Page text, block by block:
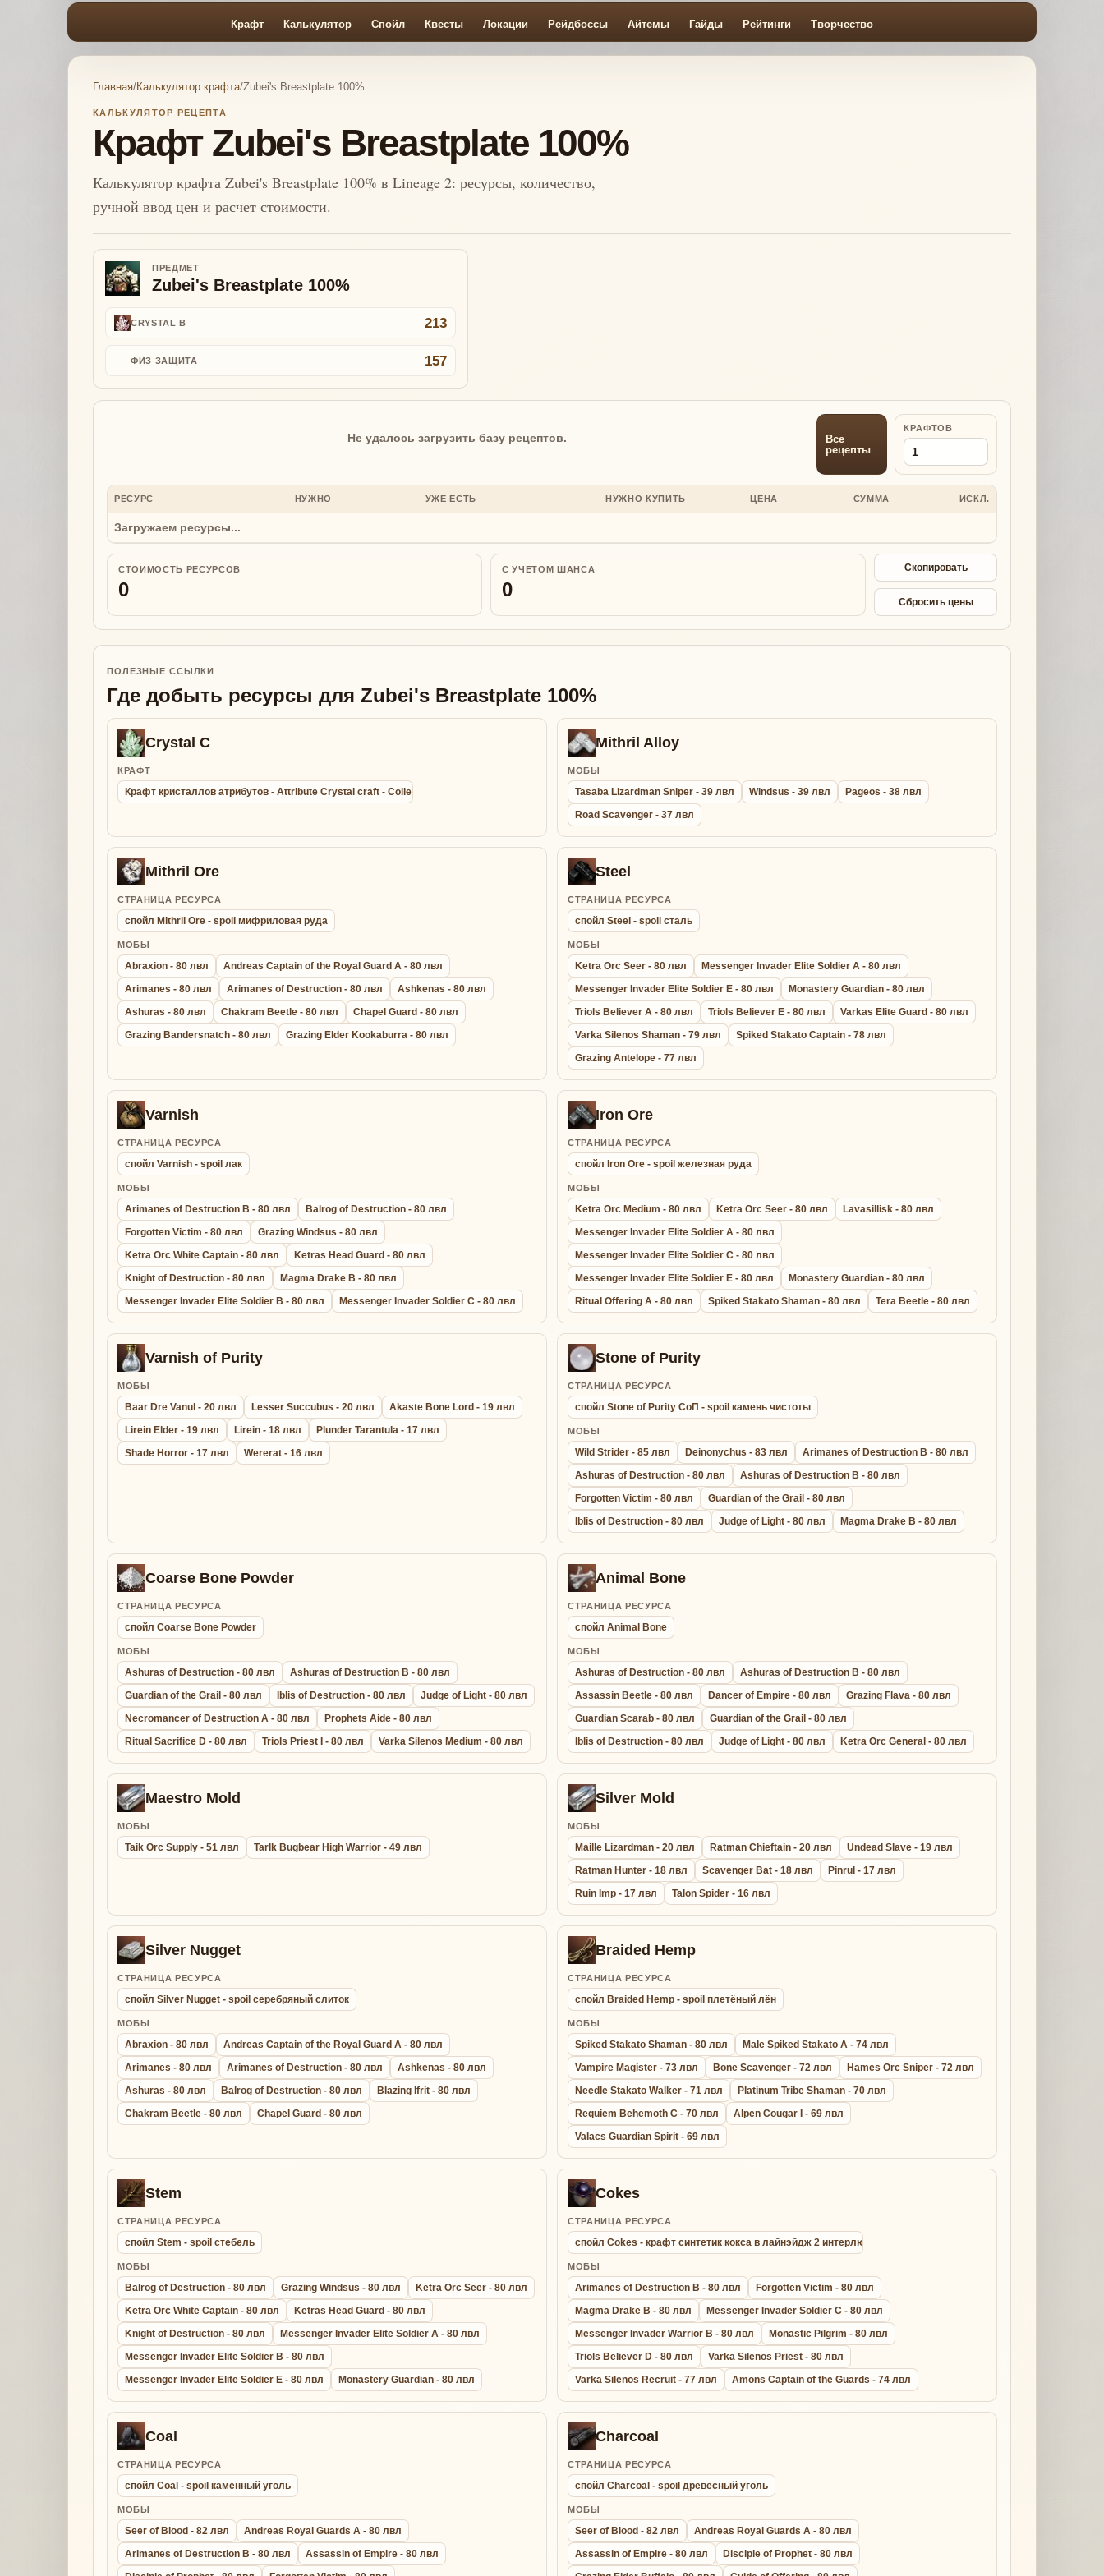
Крафт Калькулятор Спойл Квесты Локации Рейдбоссы Айтемы Гайды Рейтинги Творчество
Главная/Калькулятор крафта/Zubei's Breastplate 100%
КАЛЬКУЛЯТОР РЕЦЕПТА
Крафт Zubei's Breastplate 100%
Калькулятор крафта Zubei's Breastplate 100% в Lineage 2: ресурсы, количество,
ручной ввод цен и расчет стоимости.
ПРЕДМЕТ
Zubei's Breastplate 100%
CRYSTAL B 213
ФИЗ ЗАЩИТА 157
Не удалось загрузить базу рецептов.
Все
рецепты
КРАФТОВ
РЕСУРС НУЖНО УЖЕ ЕСТЬ НУЖНО КУПИТЬ ЦЕНА СУММА ИСКЛ.
Загружаем ресурсы...
СТОИМОСТЬ РЕСУРСОВ
0
С УЧЕТОМ ШАНСА
0
Скопировать
Сбросить цены
ПОЛЕЗНЫЕ ССЫЛКИ
Где добыть ресурсы для Zubei's Breastplate 100%
Crystal C
КРАФТ
Крафт кристаллов атрибутов - Attribute Crystal craft - Collection agathion summon bracelet - Браслет Сбора Энергии
Mithril Alloy
МОБЫ
Tasaba Lizardman Sniper - 39 лвл Windsus - 39 лвл
Pageos - 38 лвл
Road Scavenger - 37 лвл
Mithril Ore
СТРАНИЦА РЕСУРСА
спойл Mithril Ore - spoil мифриловая руда
МОБЫ
Abraxion - 80 лвл
Andreas Captain of the Royal Guard A - 80 лвл
Arimanes - 80 лвл
Arimanes of Destruction - 80 лвл
Ashkenas - 80 лвл
Ashuras - 80 лвл
Chakram Beetle - 80 лвл
Chapel Guard - 80 лвл
Grazing Bandersnatch - 80 лвл
Grazing Elder Kookaburra - 80 лвл
Steel
СТРАНИЦА РЕСУРСА
спойл Steel - spoil сталь
МОБЫ
Ketra Orc Seer - 80 лвл
Messenger Invader Elite Soldier A - 80 лвл
Messenger Invader Elite Soldier E - 80 лвл
Monastery Guardian - 80 лвл
Triols Believer A - 80 лвл
Triols Believer E - 80 лвл
Varkas Elite Guard - 80 лвл
Varka Silenos Shaman - 79 лвл
Spiked Stakato Captain - 78 лвл
Grazing Antelope - 77 лвл
Varnish
СТРАНИЦА РЕСУРСА
спойл Varnish - spoil лак
МОБЫ
Arimanes of Destruction B - 80 лвл
Balrog of Destruction - 80 лвл
Forgotten Victim - 80 лвл
Grazing Windsus - 80 лвл
Ketra Orc White Captain - 80 лвл
Ketras Head Guard - 80 лвл
Knight of Destruction - 80 лвл
Magma Drake B - 80 лвл
Messenger Invader Elite Soldier B - 80 лвл
Messenger Invader Soldier C - 80 лвл
Iron Ore
СТРАНИЦА РЕСУРСА
спойл Iron Ore - spoil железная руда
МОБЫ
Ketra Orc Medium - 80 лвл Ketra Orc Seer - 80 лвл
Lavasillisk - 80 лвл
Messenger Invader Elite Soldier A - 80 лвл
Messenger Invader Elite Soldier C - 80 лвл
Messenger Invader Elite Soldier E - 80 лвл
Monastery Guardian - 80 лвл
Ritual Offering A - 80 лвл
Spiked Stakato Shaman - 80 лвл Tera Beetle - 80 лвл
Varnish of Purity
МОБЫ
Baar Dre Vanul - 20 лвл Lesser Succubus - 20 лвл
Akaste Bone Lord - 19 лвл
Lirein Elder - 19 лвл
Lirein - 18 лвл
Plunder Tarantula - 17 лвл
Shade Horror - 17 лвл
Wererat - 16 лвл
Stone of Purity
СТРАНИЦА РЕСУРСА
спойл Stone of Purity СоП - spoil камень чистоты
МОБЫ
Wild Strider - 85 лвл Deinonychus - 83 лвл
Arimanes of Destruction B - 80 лвл
Ashuras of Destruction - 80 лвл
Ashuras of Destruction B - 80 лвл
Forgotten Victim - 80 лвл
Guardian of the Grail - 80 лвл
Iblis of Destruction - 80 лвл
Judge of Light - 80 лвл Magma Drake B - 80 лвл
Coarse Bone Powder
СТРАНИЦА РЕСУРСА
спойл Coarse Bone Powder
МОБЫ
Ashuras of Destruction - 80 лвл
Ashuras of Destruction B - 80 лвл
Guardian of the Grail - 80 лвл
Iblis of Destruction - 80 лвл
Judge of Light - 80 лвл
Necromancer of Destruction A - 80 лвл
Prophets Aide - 80 лвл
Ritual Sacrifice D - 80 лвл
Triols Priest I - 80 лвл Varka Silenos Medium - 80 лвл
Animal Bone
СТРАНИЦА РЕСУРСА
спойл Animal Bone
МОБЫ
Ashuras of Destruction - 80 лвл
Ashuras of Destruction B - 80 лвл
Assassin Beetle - 80 лвл
Dancer of Empire - 80 лвл
Grazing Flava - 80 лвл
Guardian Scarab - 80 лвл
Guardian of the Grail - 80 лвл
Iblis of Destruction - 80 лвл
Judge of Light - 80 лвл Ketra Orc General - 80 лвл
Maestro Mold
МОБЫ
Taik Orc Supply - 51 лвл Tarlk Bugbear High Warrior - 49 лвл
Silver Mold
МОБЫ
Maille Lizardman - 20 лвл Ratman Chieftain - 20 лвл
Undead Slave - 19 лвл
Ratman Hunter - 18 лвл
Scavenger Bat - 18 лвл
Pinrul - 17 лвл
Ruin Imp - 17 лвл
Talon Spider - 16 лвл
Silver Nugget
СТРАНИЦА РЕСУРСА
спойл Silver Nugget - spoil серебряный слиток
МОБЫ
Abraxion - 80 лвл
Andreas Captain of the Royal Guard A - 80 лвл
Arimanes - 80 лвл
Arimanes of Destruction - 80 лвл
Ashkenas - 80 лвл
Ashuras - 80 лвл
Balrog of Destruction - 80 лвл
Blazing Ifrit - 80 лвл
Chakram Beetle - 80 лвл
Chapel Guard - 80 лвл
Braided Hemp
СТРАНИЦА РЕСУРСА
спойл Braided Hemp - spoil плетёный лён
МОБЫ
Spiked Stakato Shaman - 80 лвл
Male Spiked Stakato A - 74 лвл
Vampire Magister - 73 лвл
Bone Scavenger - 72 лвл
Hames Orc Sniper - 72 лвл
Needle Stakato Walker - 71 лвл
Platinum Tribe Shaman - 70 лвл
Requiem Behemoth C - 70 лвл
Alpen Cougar I - 69 лвл
Valacs Guardian Spirit - 69 лвл
Stem
СТРАНИЦА РЕСУРСА
спойл Stem - spoil стебель
МОБЫ
Balrog of Destruction - 80 лвл Grazing Windsus - 80 лвл
Ketra Orc Seer - 80 лвл
Ketra Orc White Captain - 80 лвл
Ketras Head Guard - 80 лвл
Knight of Destruction - 80 лвл
Messenger Invader Elite Soldier A - 80 лвл
Messenger Invader Elite Soldier B - 80 лвл
Messenger Invader Elite Soldier E - 80 лвл
Monastery Guardian - 80 лвл
Cokes
СТРАНИЦА РЕСУРСА
спойл Cokes - крафт синтетик кокса в лайнэйдж 2 интерлюд
МОБЫ
Arimanes of Destruction B - 80 лвл
Forgotten Victim - 80 лвл
Magma Drake B - 80 лвл
Messenger Invader Soldier C - 80 лвл
Messenger Invader Warrior B - 80 лвл
Monastic Pilgrim - 80 лвл
Triols Believer D - 80 лвл
Varka Silenos Priest - 80 лвл
Varka Silenos Recruit - 77 лвл
Amons Captain of the Guards - 74 лвл
Coal
СТРАНИЦА РЕСУРСА
спойл Coal - spoil каменный уголь
МОБЫ
Seer of Blood - 82 лвл
Andreas Royal Guards A - 80 лвл
Arimanes of Destruction B - 80 лвл
Assassin of Empire - 80 лвл
Charcoal
СТРАНИЦА РЕСУРСА
спойл Charcoal - spoil древесный уголь
МОБЫ
Seer of Blood - 82 лвл
Andreas Royal Guards A - 80 лвл
Assassin of Empire - 80 лвл
Disciple of Prophet - 80 лвл